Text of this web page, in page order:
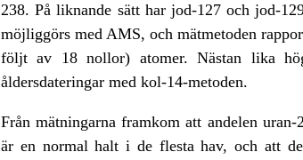
238. På liknande sätt har jod-127 och jod-
möjliggörs med AMS, och mätmetoden
följt av 18 nollor) atomer. Nästan lika
åldersdateringar med kol-14-metoden.
Från mätningarna framkom att andelen
är en normal halt i de flesta hav, och att